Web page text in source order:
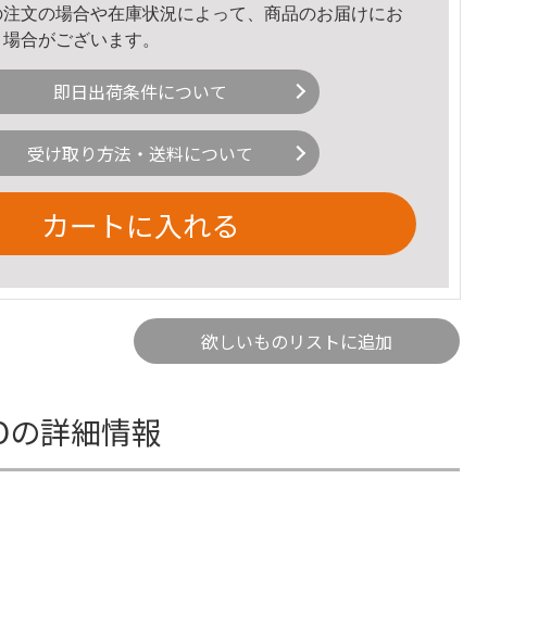
文の場合や在庫状況によって、商品のお届けにお
合がございます。
即日出荷条件について
受け取り方法・送料について
カートに入れる
欲しいものリストに追加
詳細情報